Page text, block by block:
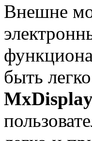
Внешне
быть